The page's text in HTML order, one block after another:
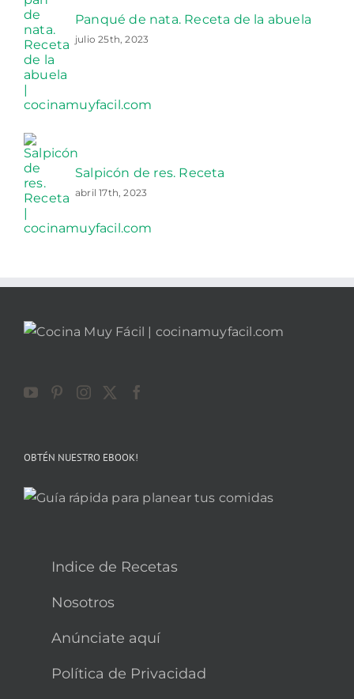
Panqué de nata. Receta de la abuela
julio 25th, 2023
Salpicón de res. Receta
abril 17th, 2023
OBTÉN NUESTRO EBOOK!
Indice de Recetas
Nosotros
Anúnciate aquí
Política de Privacidad